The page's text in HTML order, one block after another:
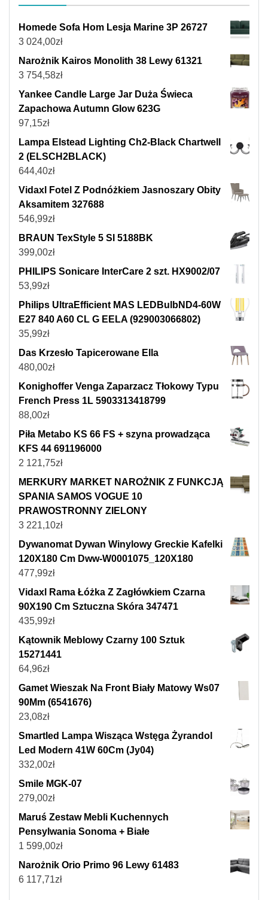
Homede Sofa Hom Lesja Marine 3P 26727
3 024,00zł
Narożnik Kairos Monolith 38 Lewy 61321
3 754,58zł
Yankee Candle Large Jar Duża Świeca
Zapachowa Autumn Glow 623G
97,15zł
Lampa Elstead Lighting Ch2-Black Chartwell
2 (ELSCH2BLACK)
644,40zł
Vidaxl Fotel Z Podnóżkiem Jasnoszary Obity
Aksamitem 327688
546,99zł
BRAUN TexStyle 5 SI 5188BK
399,00zł
PHILIPS Sonicare InterCare 2 szt. HX9002/07
53,99zł
Philips UltraEfficient MAS LEDBulbND4-60W
E27 840 A60 CL G EELA (929003066802)
35,99zł
Das Krzesło Tapicerowane Ella
480,00zł
Konighoffer Venga Zaparzacz Tłokowy Typu
French Press 1L 5903313418799
88,00zł
Piła Metabo KS 66 FS + szyna prowadząca
KFS 44 691196000
2 121,75zł
MERKURY MARKET NAROŻNIK Z FUNKCJĄ
SPANIA SAMOS VOGUE 10
PRAWOSTRONNY ZIELONY
3 221,10zł
Dywanomat Dywan Winylowy Greckie Kafelki
120X180 Cm Dww-W0001075_120X180
477,99zł
Vidaxl Rama Łóżka Z Zagłówkiem Czarna
90X190 Cm Sztuczna Skóra 347471
435,99zł
Kątownik Meblowy Czarny 100 Sztuk
15271441
64,96zł
Gamet Wieszak Na Front Biały Matowy Ws07
90Mm (6541676)
23,08zł
Smartled Lampa Wisząca Wstęga Żyrandol
Led Modern 41W 60Cm (Jy04)
332,00zł
Smile MGK-07
279,00zł
Maruś Zestaw Mebli Kuchennych
Pensylwania Sonoma + Białe
1 599,00zł
Narożnik Orio Primo 96 Lewy 61483
6 117,71zł